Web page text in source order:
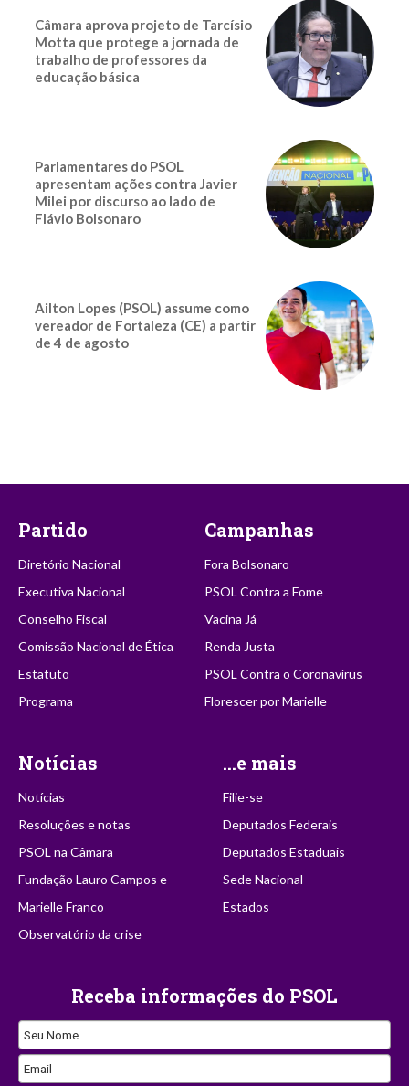
Câmara aprova projeto de Tarcísio
Motta que protege a jornada de
trabalho de professores da
educação básica
Parlamentares do PSOL
apresentam ações contra Javier
Milei por discurso ao lado de
Flávio Bolsonaro
Ailton Lopes (PSOL) assume como
vereador de Fortaleza (CE) a partir
de 4 de agosto
Partido
Diretório Nacional
Executiva Nacional
Conselho Fiscal
Comissão Nacional de Ética
Estatuto
Programa
Campanhas
Fora Bolsonaro
PSOL Contra a Fome
Vacina Já
Renda Justa
PSOL Contra o Coronavírus
Florescer por Marielle
Notícias
Notícias
Resoluções e notas
PSOL na Câmara
Fundação Lauro Campos e
Marielle Franco
Observatório da crise
...e mais
Filie-se
Deputados Federais
Deputados Estaduais
Sede Nacional
Estados
Receba informações do PSOL
Contact
Email
Seu Nome
Email